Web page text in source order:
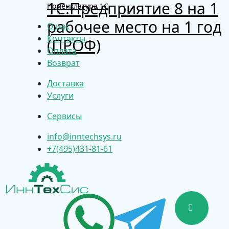
1С:Предприятие 8 на 1
рабочее место на 1 год
(ПРОФ)
Номенклатура 1С
О нас
Контакты
Оплата
Возврат
Доставка
Услуги
Сервисы
info@inntechsys.ru
+7(495)431-81-61